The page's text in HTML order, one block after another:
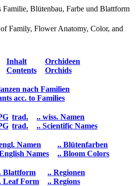
Blütenbau, Farbe und Blattform
Family, Flower Anatomy, Color, and
Inhalt
Contents
Orchideen
Orchids
nach Familien
acc. to Families
trad.
trad.
.. wiss. Namen
.. Scientific Names
Namen
Names
.. Blütenfarben
.. Bloom Colors
Blattform
Leaf Form
.. Regionen
.. Regions